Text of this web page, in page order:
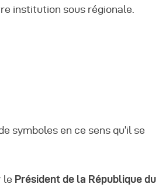
institution sous régionale.
symboles en ce sens qu’il se
le Président de la République du